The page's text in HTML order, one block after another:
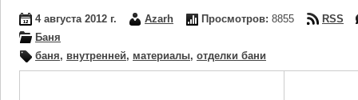
4 августа 2012 г. Azarh Просмотров: 8855
RSS
Баня
баня, внутренней, материалы, отделки бани